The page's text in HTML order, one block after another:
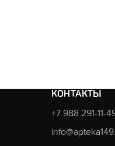
КОНТАКТЫ
+7 988 291-11-